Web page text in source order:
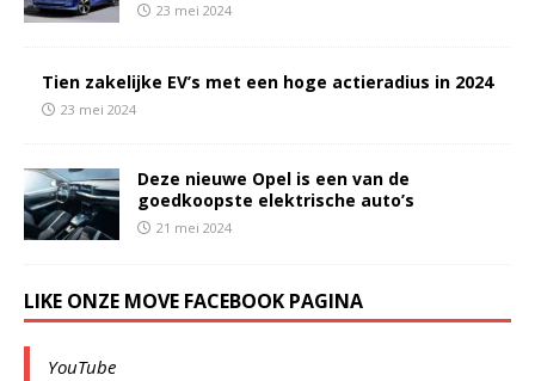
23 mei 2024
Tien zakelijke EV’s met een hoge actieradius in 2024
23 mei 2024
Deze nieuwe Opel is een van de
goedkoopste elektrische auto’s
21 mei 2024
LIKE ONZE MOVE FACEBOOK PAGINA
YouTube